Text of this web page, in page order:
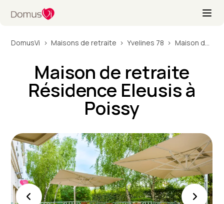
DomusVi Maisons de retraite Yvelines 78 Maison de retraite Résidence Eleusis à Poissy
Maison de retraite
Résidence Eleusis à
Poissy